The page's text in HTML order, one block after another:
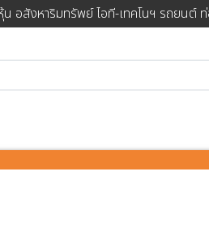
สังหาริมทรัพย์ ไอที-เทคโนฯ รถยนต์ ท่